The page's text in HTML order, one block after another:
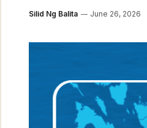
Silid Ng Balita June 26, 2026